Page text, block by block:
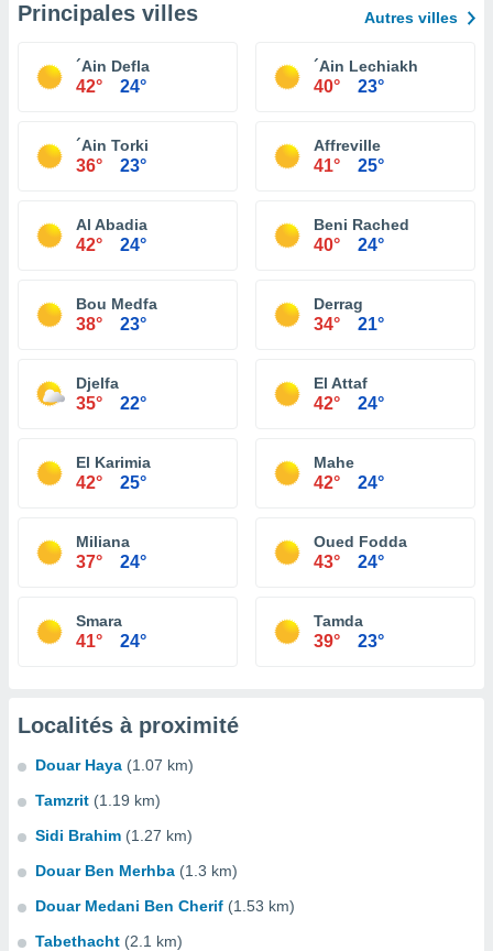
Principales villes Autres villes
´Ain Defla
42° 24°
´Ain Lechiakh
40° 23°
´Ain Torki
36° 23°
Affreville
41° 25°
Al Abadia
42° 24°
Beni Rached
40° 24°
Bou Medfa
38° 23°
Derrag
34° 21°
Djelfa
35° 22°
El Attaf
42° 24°
El Karimia
42° 25°
Mahe
42° 24°
Miliana
37° 24°
Oued Fodda
43° 24°
Smara
41° 24°
Tamda
39° 23°
Localités à proximité
Douar Haya (1.07 km)
Tamzrit (1.19 km)
Sidi Brahim (1.27 km)
Douar Ben Merhba (1.3 km)
Douar Medani Ben Cherif (1.53 km)
Tabethacht (2.1 km)